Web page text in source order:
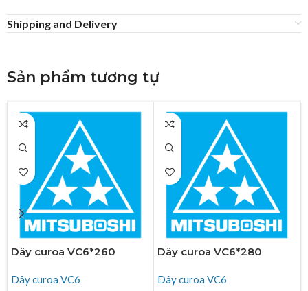
Shipping and Delivery
Sản phẩm tương tự
Dây curoa VC6*260
Dây curoa VC6
Dây curoa VC6*280
Dây curoa VC6